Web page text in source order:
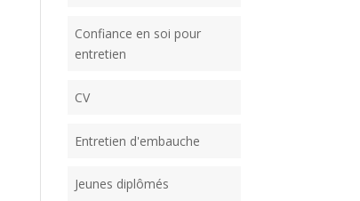
Confiance en soi pour
entretien
CV
Entretien d'embauche
Jeunes diplômés